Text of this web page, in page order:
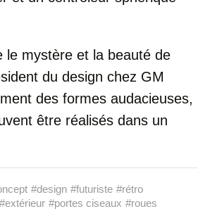
le mystère et la beauté de
du design chez GM
des formes audacieuses,
être réalisés dans un
#design #futuriste #rétro
#extérieur #portes ciseaux #roues